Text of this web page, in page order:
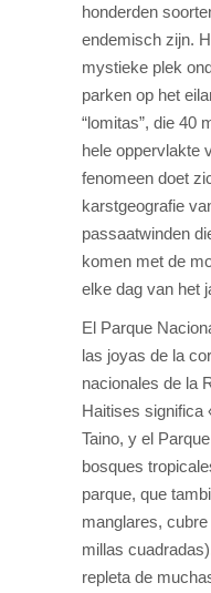
honderden
endemisch zijn.
mystieke plek
parken op het
“lomitas”, die 40
hele oppervlakte
fenomeen doet
karstgeografie
passaatwinden
komen met de
elke dag van het
El Parque
las joyas de la
nacionales de la
Haitises significa
Taino, y el
bosques
parque, que
manglares,
millas
repleta de